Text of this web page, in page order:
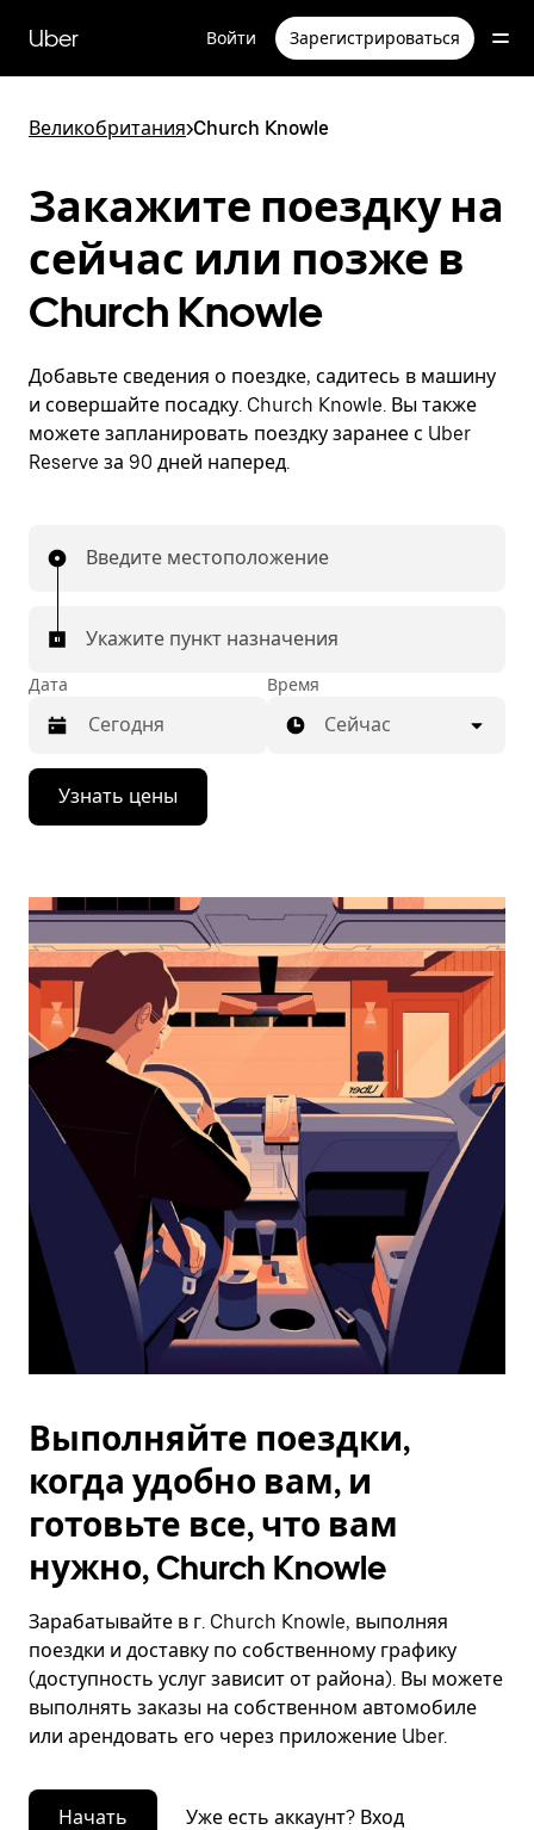
перейти
к
содержимому
Uber Войти Зарегистрироваться
Великобритания>Church Knowle
Закажите поездку на
сейчас или позже в
Church Knowle
Добавьте сведения о поездке, садитесь в машину
и совершайте посадку. Church Knowle. Вы также
можете запланировать поездку заранее с Uber
Reserve за 90 дней наперед.
Введите местоположение
Укажите пункт назначения
Дата
Нажмите
стрелку
вниз,
календарю
выбрать
дату.
Чтобы
закрыть
календарь,
нажмите
Esc.
Время
Сейчас
Узнать цены
Выполняйте поездки,
когда удобно вам, и
готовьте все, что вам
нужно, Church Knowle
Зарабатывайте в г. Church Knowle, выполняя
поездки и доставку по собственному графику
(доступность услуг зависит от района). Вы можете
выполнять заказы на собственном автомобиле
или арендовать его через приложение Uber.
Начать Уже есть аккаунт? Вход